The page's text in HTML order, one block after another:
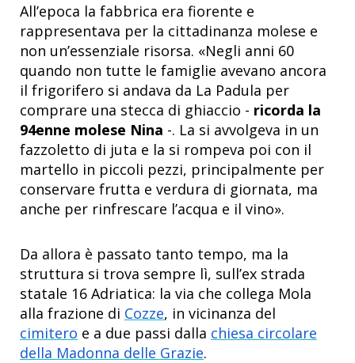
All’epoca la fabbrica era fiorente e
rappresentava per la cittadinanza molese e
non un’essenziale risorsa. «Negli anni 60
quando non tutte le famiglie avevano ancora
il frigorifero si andava da La Padula per
comprare una stecca di ghiaccio - ricorda la
94enne molese Nina -. La si avvolgeva in un
fazzoletto di juta e la si rompeva poi con il
martello in piccoli pezzi, principalmente per
conservare frutta e verdura di giornata, ma
anche per rinfrescare l’acqua e il vino».
Da allora è passato tanto tempo, ma la
struttura si trova sempre lì, sull’ex strada
statale 16 Adriatica: la via che collega Mola
alla frazione di Cozze, in vicinanza del
cimitero e a due passi dalla chiesa circolare
della Madonna delle Grazie.